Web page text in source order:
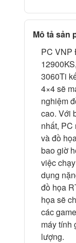
Mô tả sản
PC VNP
3060Ti
4×4 sẽ
nghiệm
cao. Với
nhất, PC
và đồ
bao giờ
việc
dụng
đồ họa
họa sẽ
các
máy tính
lượng.